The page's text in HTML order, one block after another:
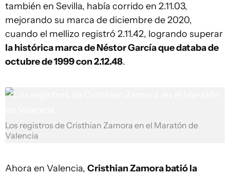
también en Sevilla, había corrido en 2.11.03,
mejorando su marca de diciembre de 2020,
cuando el mellizo registró 2.11.42, logrando superar
la histórica marca de Néstor García que databa de
octubre de 1999 con 2.12.48.
Los registros de Cristhian Zamora en el Maratón de
Valencia
Ahora en Valencia, Cristhian Zamora batió la